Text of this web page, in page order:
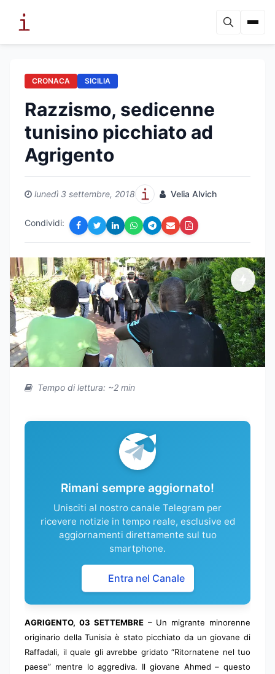
CRONACA SICILIA
Razzismo, sedicenne
tunisino picchiato ad
Agrigento
lunedì 3 settembre, 2018 Velia Alvich
Condividi:
Tempo di lettura: ~2 min
Rimani sempre aggiornato!
Unisciti al nostro canale Telegram per
ricevere notizie in tempo reale, esclusive ed
aggiornamenti direttamente sul tuo
smartphone.
Entra nel Canale
AGRIGENTO, 03 SETTEMBRE– Un migrante minorenne
originario della Tunisia è stato picchiato da un giovane di
Raffadali, il quale gli avrebbe gridato “Ritornatene nel tuo
paese” mentre lo aggrediva. Il giovane Ahmed – questo